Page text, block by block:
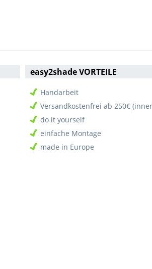
easy2shade VORTEILE
Handarbeit
Versandkostenfrei ab 250€
do it yourself
einfache Montage
made in Europe